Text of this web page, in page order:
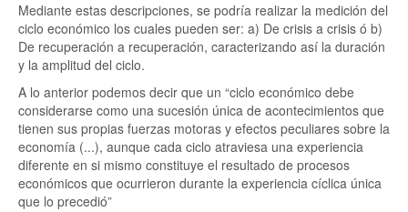
Mediante estas descripciones, se podría realizar la medición del
ciclo económico los cuales pueden ser: a) De crisis a crisis ó b)
De recuperación a recuperación, caracterizando así la duración
y la amplitud del ciclo.
A lo anterior podemos decir que un “ciclo económico debe
considerarse como una sucesión única de acontecimientos que
tienen sus propias fuerzas motoras y efectos peculiares sobre la
economía (...), aunque cada ciclo atraviesa una experiencia
diferente en si mismo constituye el resultado de procesos
económicos que ocurrieron durante la experiencia cíclica única
que lo precedió”